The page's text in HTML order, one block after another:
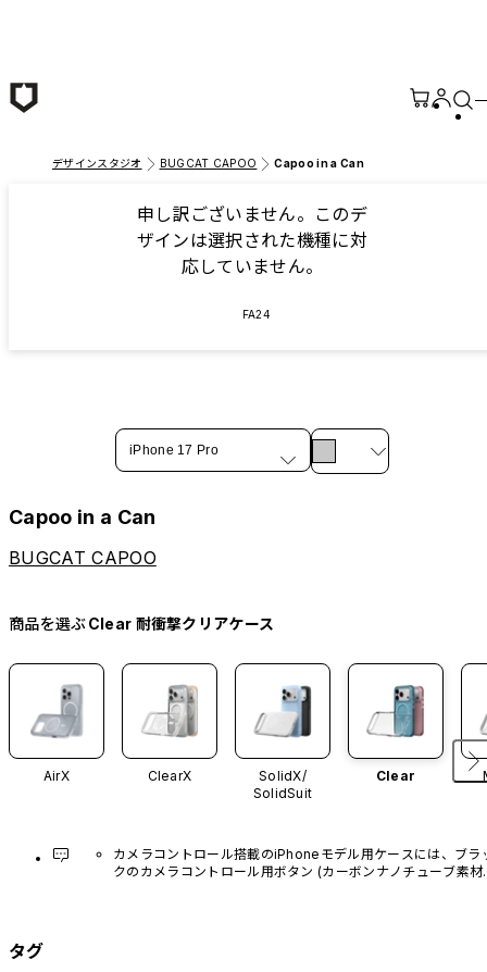
デザインスタジオ BUGCAT CAPOO Capoo in a Can
申し訳ございません。このデ
ザインは選択された機種に対
応していません。
FA24
iPhone 17 Pro
Capoo in a Can
BUGCAT CAPOO
商品を選ぶClear 耐衝撃クリアケース
AirX ClearX
SolidX/
SolidSuit
Clear
カメラコントロール搭載のiPhoneモデル用ケースには、ブラ
クのカメラコントロール用ボタン (カーボンナノチューブ素材)
タグ